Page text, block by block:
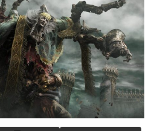
て本当…？
外各社も一斉に韓国サッカー協会を
！」→「国際的な信用失墜の危
タルビデオ屋、そのまま時が止まっ
ｗｗｗｗ
スペの検査してみた…みんなこれわ
スペの検査してみた…みんなこれわ
チガイすぎるwwwwww
ぎる浴衣を着た写真を投稿して叩か
再評価されるｗｗｗｗｗｗｗｗｗｗ